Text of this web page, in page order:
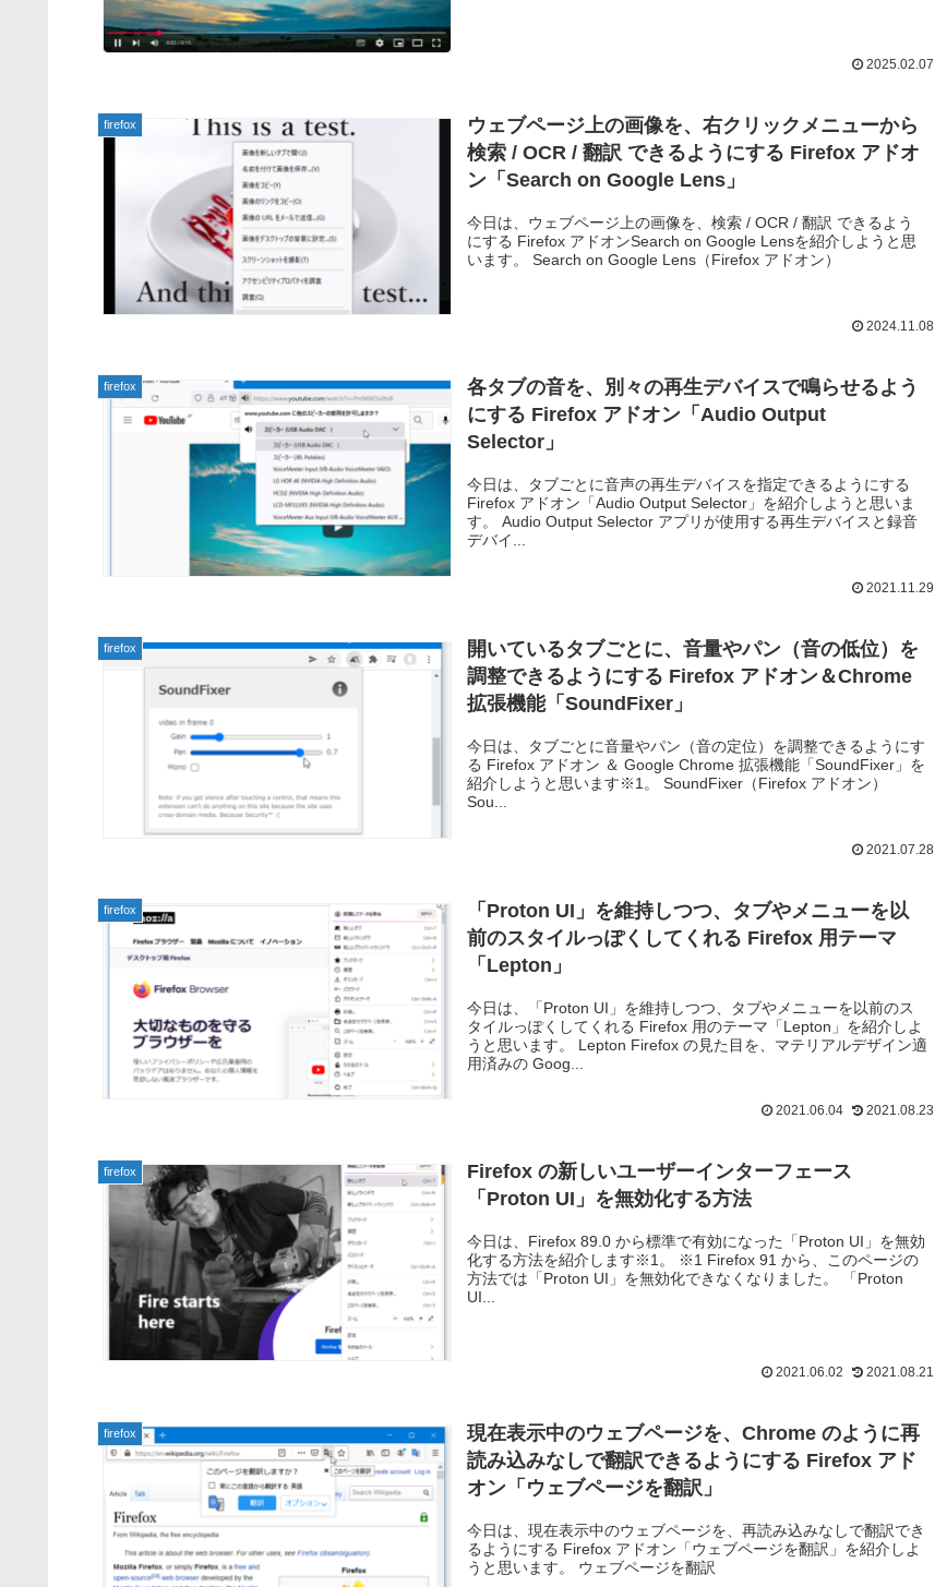
2025.02.07
firefox
ウェブページ上の画像を、右クリックメニューから
検索 / OCR / 翻訳 できるようにする Firefox アドオ
ン「Search on Google Lens」
今日は、ウェブページ上の画像を、検索 / OCR / 翻訳 できるよう
にする Firefox アドオンSearch on Google Lensを紹介しようと思
います。 Search on Google Lens（Firefox アドオン）
2024.11.08
firefox
各タブの音を、別々の再生デバイスで鳴らせるよう
にする Firefox アドオン「Audio Output
Selector」
今日は、タブごとに音声の再生デバイスを指定できるようにする
Firefox アドオン「Audio Output Selector」を紹介しようと思いま
す。 Audio Output Selector アプリが使用する再生デバイスと録音
デバイ...
2021.11.29
firefox
開いているタブごとに、音量やパン（音の低位）を
調整できるようにする Firefox アドオン＆Chrome
拡張機能「SoundFixer」
今日は、タブごとに音量やパン（音の定位）を調整できるようにす
る Firefox アドオン ＆ Google Chrome 拡張機能「SoundFixer」を
紹介しようと思います※1。 SoundFixer（Firefox アドオン）
Sou...
2021.07.28
firefox
「Proton UI」を維持しつつ、タブやメニューを以
前のスタイルっぽくしてくれる Firefox 用テーマ
「Lepton」
今日は、「Proton UI」を維持しつつ、タブやメニューを以前のス
タイルっぽくしてくれる Firefox 用のテーマ「Lepton」を紹介しよ
うと思います。 Lepton Firefox の見た目を、マテリアルデザイン適
用済みの Goog...
2021.06.04 2021.08.23
firefox
Firefox の新しいユーザーインターフェース
「Proton UI」を無効化する方法
今日は、Firefox 89.0 から標準で有効になった「Proton UI」を無効
化する方法を紹介します※1。 ※1 Firefox 91 から、このページの
方法では「Proton UI」を無効化できなくなりました。 「Proton
UI...
2021.06.02 2021.08.21
firefox
現在表示中のウェブページを、Chrome のように再
読み込みなしで翻訳できるようにする Firefox アド
オン「ウェブページを翻訳」
今日は、現在表示中のウェブページを、再読み込みなしで翻訳でき
るようにする Firefox アドオン「ウェブページを翻訳」を紹介しよ
うと思います。 ウェブページを翻訳